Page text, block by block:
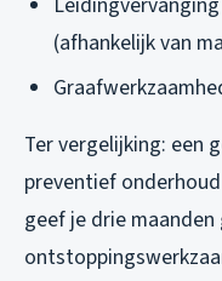
(afhankelijk van
Ter vergelijking: een
preventief
geef je drie